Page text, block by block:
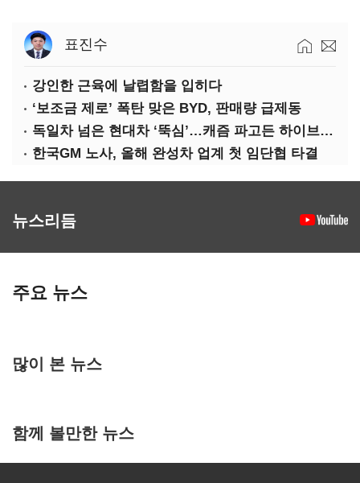
표진수
강인한 근육에 날렵함을 입히다
‘보조금 제로’ 폭탄 맞은 BYD, 판매량 급제동
독일차 넘은 현대차 ‘뚝심’…캐즘 파고든 하이브리드 역전극
한국GM 노사, 올해 완성차 업계 첫 임단협 타결
뉴스리듬
주요 뉴스
많이 본 뉴스
함께 볼만한 뉴스